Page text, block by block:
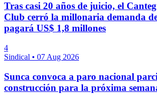
Tras casi 20 años de juicio, el
Club cerró la millonaria demanda
pagará US$ 1,8 millones
4
Sindical • 07 Aug 2026
Sunca convoca a paro nacional
construcción para la próxima